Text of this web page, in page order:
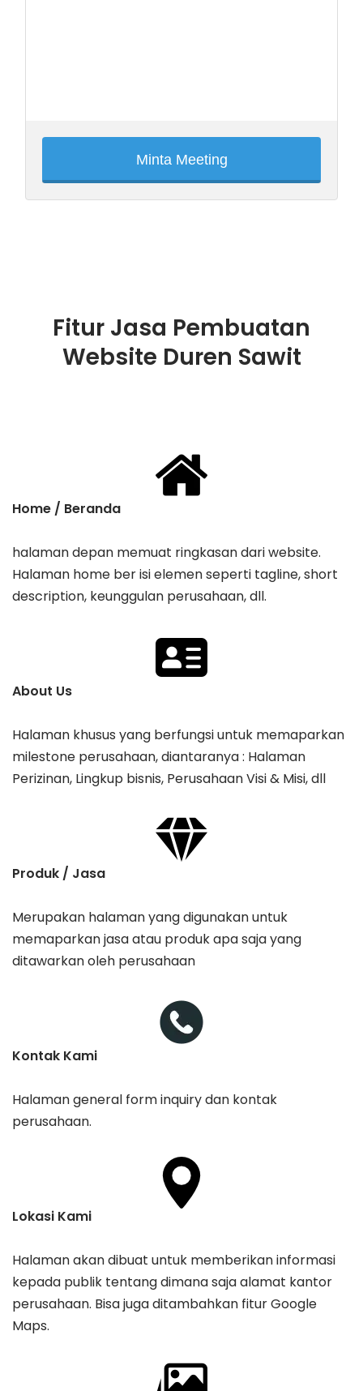
Minta Meeting
Fitur Jasa Pembuatan
Website Duren Sawit
Home / Beranda
halaman depan memuat ringkasan dari website.
Halaman home ber isi elemen seperti tagline, ​short
description, keunggulan perusahaan, dll.
About Us
Halaman khusus yang berfungsi untuk memaparkan
milestone perusahaan, diantaranya : Halaman
Perizinan, Lingkup bisnis, Perusahaan Visi & Misi, dll
Produk / Jasa
Merupakan halaman yang digunakan untuk
memaparkan jasa atau produk apa saja yang
ditawarkan oleh perusahaan
Kontak Kami
Halaman general form inquiry dan kontak
perusahaan.
Lokasi Kami
Halaman akan dibuat untuk memberikan informasi
kepada publik tentang dimana saja alamat kantor
perusahaan. Bisa juga ditambahkan fitur Google
Maps.